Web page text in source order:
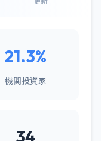
21.3%
機関投資家
34